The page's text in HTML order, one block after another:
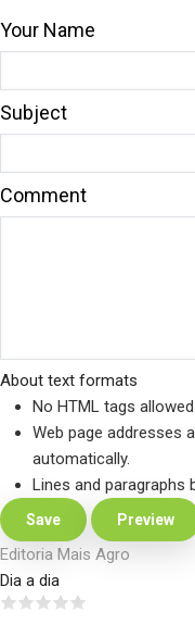
Your Name
Subject
Comment
About text formats
No HTML tags allowed.
Web page addresses
automatically.
Lines and paragraphs
Editoria Mais Agro
Dia a dia